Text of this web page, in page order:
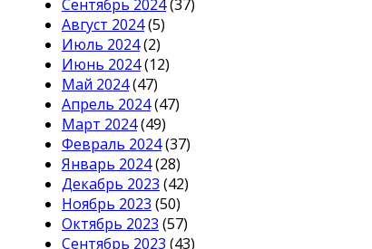
Сентябрь 2024(37)
Август 2024(5)
Июль 2024(2)
Июнь 2024(12)
Май 2024(47)
Апрель 2024(47)
Март 2024(49)
Февраль 2024(37)
Январь 2024(28)
Декабрь 2023 (42)
Ноябрь 2023 (50)
Октябрь 2023 (57)
Сентябрь 2023 (43)